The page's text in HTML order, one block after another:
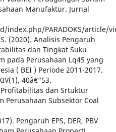
Manufaktur. Jurnal
PARADOKS/article/
(2020). Analisis Pengaruh
dan Tingkat Suku
pada Perusahaan Lq45 yang
( BEI ) Periode 2011-2017.
40â€“53.
dan Srtuktur
Perusahaan Subsektor Coal
Pengaruh EPS, DER, PBV